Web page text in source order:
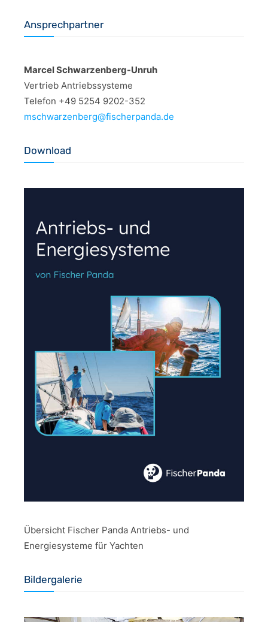
Ansprechpartner
Marcel Schwarzenberg-Unruh
Vertrieb Antriebssysteme
Telefon +49 5254 9202-352
mschwarzenberg@fischerpanda.de
Download
Übersicht Fischer Panda Antriebs- und
Energiesysteme für Yachten
Bildergalerie